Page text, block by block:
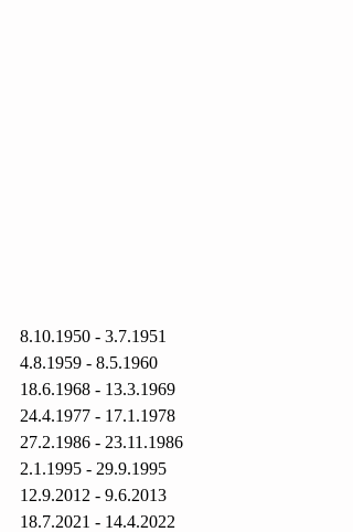
8.10.1950 - 3.7.1951
4.8.1959 - 8.5.1960
18.6.1968 - 13.3.1969
24.4.1977 - 17.1.1978
27.2.1986 - 23.11.1986
2.1.1995 - 29.9.1995
12.9.2012 - 9.6.2013
18.7.2021 - 14.4.2022